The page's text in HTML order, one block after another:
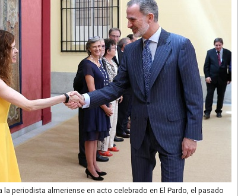
la periodista almeriense en acto celebrado en El Pardo, el pasado